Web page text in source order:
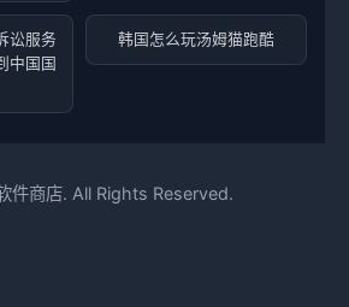
讼服务
中国国
韩国怎么玩汤姆猫跑酷
件商店. All Rights Reserved.